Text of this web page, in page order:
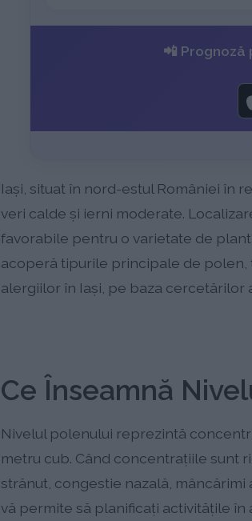
📲
Iaşi, situat în nord-estul României în
veri calde și ierni moderate.
favorabile pentru o varietate de
acoperă tipurile principale de
alergiilor în Iaşi, pe baza
Ce Înseamnă
Nivelul polenului reprezintă
metru cub. Când concentrațiile sunt
strănut, congestie nazală,
vă permite să planificați activitățile